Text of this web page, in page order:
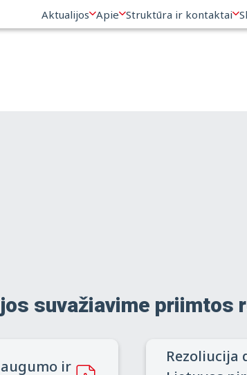
Aktualijos Apie Struktūra ir kontaktai
suvažiavime priimtos
ir